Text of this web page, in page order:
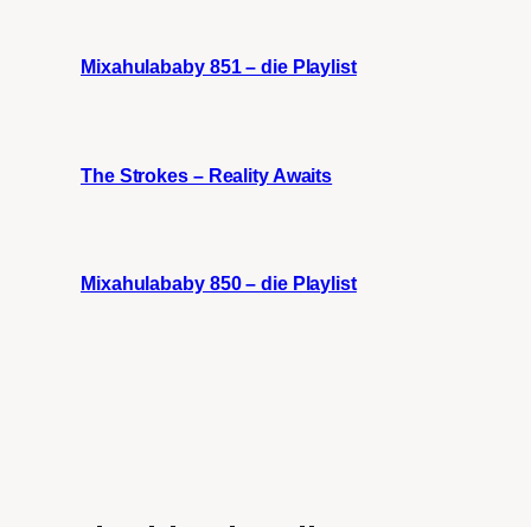
Mixahulababy 851 – die Playlist
The Strokes – Reality Awaits
Mixahulababy 850 – die Playlist